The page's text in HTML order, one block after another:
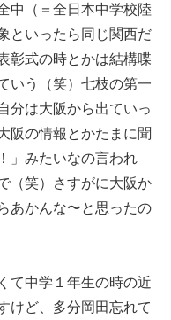
中（＝全日本中学校陸
といったら同じ関西だ
彰式の時とかは結構喋
いう（笑）七枝の第一
分は大阪から出ていっ
阪の情報とかたまに聞
」みたいなの言われ
（笑）さすがに大阪か
あかんな〜と思ったの
て中学１年生の時の近
けど、多分岡田忘れて